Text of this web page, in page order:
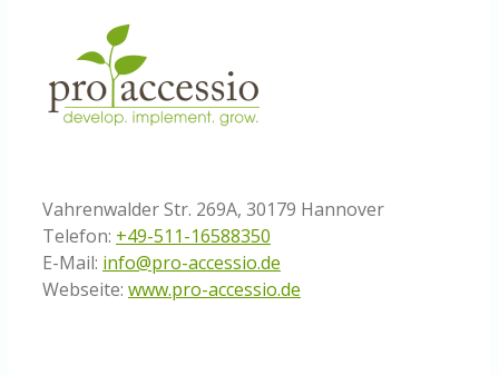
Vahrenwalder Str. 269A, 30179 Hannover
Telefon: +49-511-16588350
E-Mail: info@pro-accessio.de
Webseite: www.pro-accessio.de